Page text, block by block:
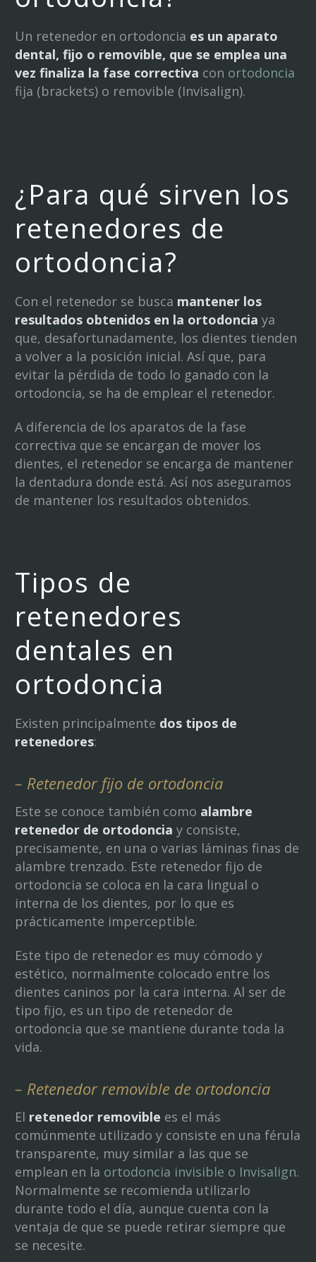
Un retenedor en ortodoncia es un aparato
dental, fijo o removible, que se emplea una
vez finaliza la fase correctiva con ortodoncia
fija (brackets) o removible (Invisalign).
¿Para qué sirven los
retenedores de
ortodoncia?
Con el retenedor se busca mantener los
resultados obtenidos en la ortodoncia ya
que, desafortunadamente, los dientes tienden
a volver a la posición inicial. Así que, para
evitar la pérdida de todo lo ganado con la
ortodoncia, se ha de emplear el retenedor.
A diferencia de los aparatos de la fase
correctiva que se encargan de mover los
dientes, el retenedor se encarga de mantener
la dentadura donde está. Así nos aseguramos
de mantener los resultados obtenidos.
Tipos de
retenedores
dentales en
ortodoncia
Existen principalmente dos tipos de
retenedores:
– Retenedor fijo de ortodoncia
Este se conoce también como alambre
retenedor de ortodoncia y consiste,
precisamente, en una o varias láminas finas de
alambre trenzado. Este retenedor fijo de
ortodoncia se coloca en la cara lingual o
interna de los dientes, por lo que es
prácticamente imperceptible.
Este tipo de retenedor es muy cómodo y
estético, normalmente colocado entre los
dientes caninos por la cara interna. Al ser de
tipo fijo, es un tipo de retenedor de
ortodoncia que se mantiene durante toda la
vida.
– Retenedor removible de ortodoncia
El retenedor removible es el más
comúnmente utilizado y consiste en una férula
transparente, muy similar a las que se
emplean en la ortodoncia invisible o Invisalign.
Normalmente se recomienda utilizarlo
durante todo el día, aunque cuenta con la
ventaja de que se puede retirar siempre que
se necesite.